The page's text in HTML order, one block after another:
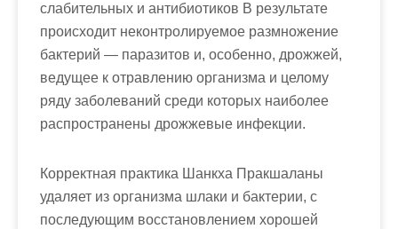
слабительных и антибиотиков В результате
происходит неконтролируемое размножение
бактерий — паразитов и, особенно, дрожжей,
ведущее к отравлению организма и целому
ряду заболеваний среди которых наиболее
распространены дрожжевые инфекции.
Корректная практика Шанкха Пракшаланы
удаляет из организма шлаки и бактерии, с
последующим восстановлением хорошей